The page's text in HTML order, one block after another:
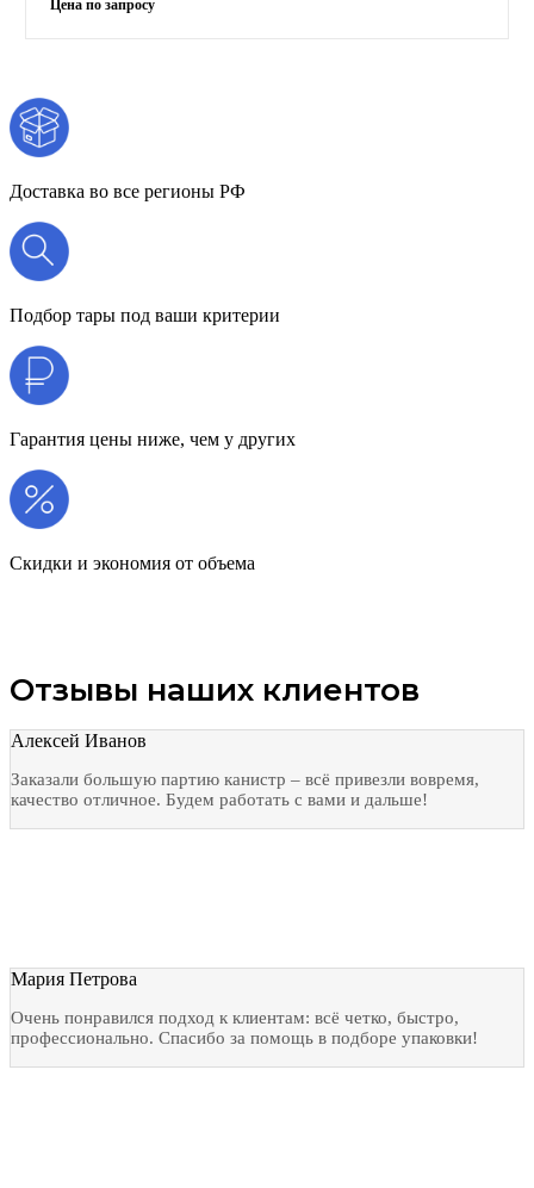
Доставка во все регионы РФ
Подбор тары под ваши критерии
Гарантия цены ниже, чем у других
Скидки и экономия от объема
Отзывы наших клиентов
Алексей Иванов
Заказали большую партию канистр – всё привезли вовремя,
качество отличное. Будем работать с вами и дальше!
Мария Петрова
Очень понравился подход к клиентам: всё четко, быстро,
профессионально. Спасибо за помощь в подборе упаковки!